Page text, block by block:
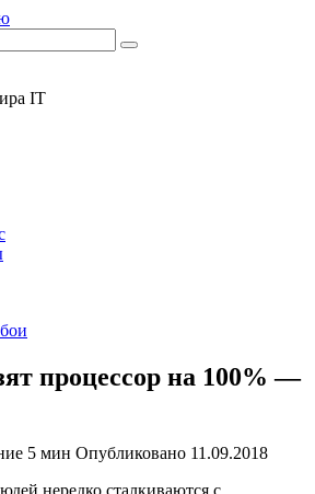
IT
процессор на 100% —
5 мин Опубликовано 11.09.2018
нередко сталкиваются с